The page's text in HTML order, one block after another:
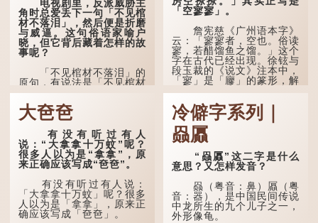
电视剧里，反派威胁主
角时总爱丢下一句「不见棺
材不落泪」，然后便是折磨
与威逼。这句俗语家喻户
晓，但它背后藏着怎样的故
事呢？
「不见棺材不落泪」的
原句，有说法是「不见棺材
不下泪」或「不见亲棺不下
泪」，出自明朝兰陵笑笑生
所著的《金瓶梅词话》第九
十八回。原意是指人未亲眼
见到亲人棺木，便不会真正
感到悲伤；后来引申为比喻
人执迷不悟，不到彻底失
败，便不肯罢休。
许多人对这上半句耳熟
能详，但它其实还有下半句
——「不到黄河心不死」...
「空寥寥」。
詹宪慈《广州语本字》
云：「寥寥者，空也。俗读
寥，若醋馏鱼之馏。」这个
字在古代已经出现。徐铉与
段玉裁的《说文》注本中，
「寥」是「廫」的篆形，解
·安期先生》载琊阜老人故
事，以「寥寥安期，虚质高
清」形容空虚无所事事。
唐代《艺文类聚》引晋
孙绰《表哀诗》：「寥寥空
堂，寂寂响户」...
大夿夿
有没有听过有人
说：“大拿拿十万蚊”呢？
很多人以为是“拿拿”，原
来正确应该写成“夿夿”。
有没有听过有人说：
「大拿拿十万蚊」呢？很多
人以为是「拿拿」，原来正
确应该写成「夿夿」。
冷僻字系列｜
赑屭
“赑屭”这二字是什么
意思？又怎样发音？
赑（粤音：鼻）屭（粤
音：器），是中国民间传说
中龙所生的九个儿子之一，
外形像龟。